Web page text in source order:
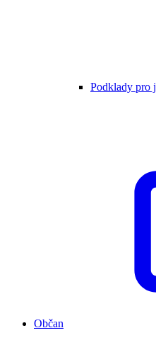
Podklady pro
Občan